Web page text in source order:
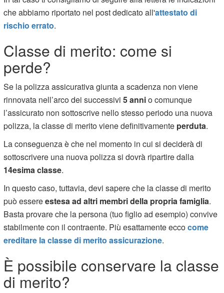
che abbiamo riportato nel post dedicato all'attestato di
rischio errato.
Classe di merito: come si
perde?
Se la polizza assicurativa giunta a scadenza non viene
rinnovata nell’arco dei successivi5 annio comunque
l’assicurato non sottoscrive nello stesso periodo una nuova
polizza, la classe di merito viene definitivamente perduta.
La conseguenza è che nel momento in cui si deciderà di
sottoscrivere una nuova polizza si dovrà ripartire dalla
14esima classe.
In questo caso, tuttavia, devi sapere che la classe di merito
può essereestesa ad altri membri della propria famiglia.
Basta provare che la persona (tuo figlio ad esempio) convive
stabilmente con il contraente. Più esattamente eccocome
ereditare la classe di merito assicurazione.
È possibile conservare la classe
di merito?